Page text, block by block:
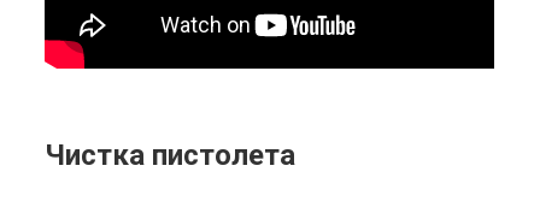
Чистка пистолета